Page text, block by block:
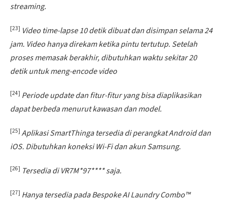
streaming.
[23] Video time-lapse 10 detik dibuat dan disimpan selama 24
jam. Video hanya direkam ketika pintu tertutup. Setelah
proses memasak berakhir, dibutuhkan waktu sekitar 20
detik untuk meng-encode video
[24] Periode update dan fitur-fitur yang bisa diaplikasikan
dapat berbeda menurut kawasan dan model.
[25] Aplikasi SmartThinga tersedia di perangkat Android dan
iOS. Dibutuhkan koneksi Wi-Fi dan akun Samsung.
[26] Tersedia di VR7M*97**** saja.
[27] Hanya tersedia pada Bespoke AI Laundry Combo™